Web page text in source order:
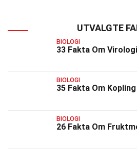
UTVALGTE
BIOLOGI
33 Fakta Om Virologi
BIOLOGI
35 Fakta Om Kopling
BIOLOGI
26 Fakta Om